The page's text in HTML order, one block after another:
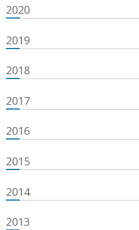
2020
2019
2018
2017
2016
2015
2014
2013